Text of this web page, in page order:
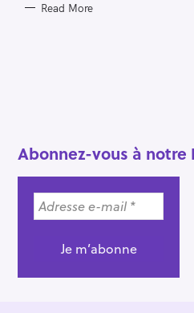
Read More
a
v
i
g
n
Abonnez-vous à notre